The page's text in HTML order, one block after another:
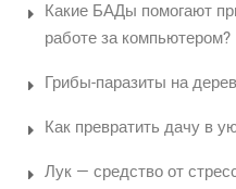
Какие БАДы помогают
работе за компьютером?
Грибы-паразиты на
Как превратить дачу в
Лук — средство от